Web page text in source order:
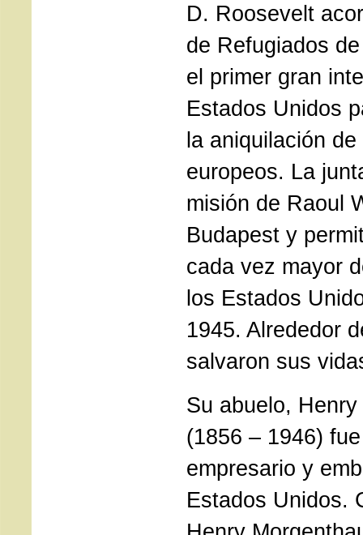
D. Roosevelt
de Refugiados
el primer gran
Estados Unidos
la aniquilación
europeos. La
misión de Raoul
Budapest y
cada vez mayor
los Estados
1945. Alrededor
salvaron sus
Su abuelo,
(1856 – 1946)
empresario y
Estados Unidos.